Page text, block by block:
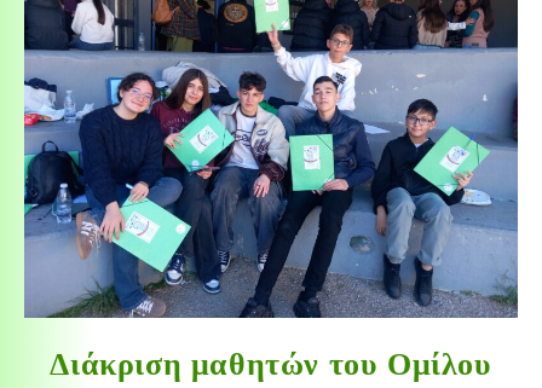
Διάκριση μαθητών του Ομίλου